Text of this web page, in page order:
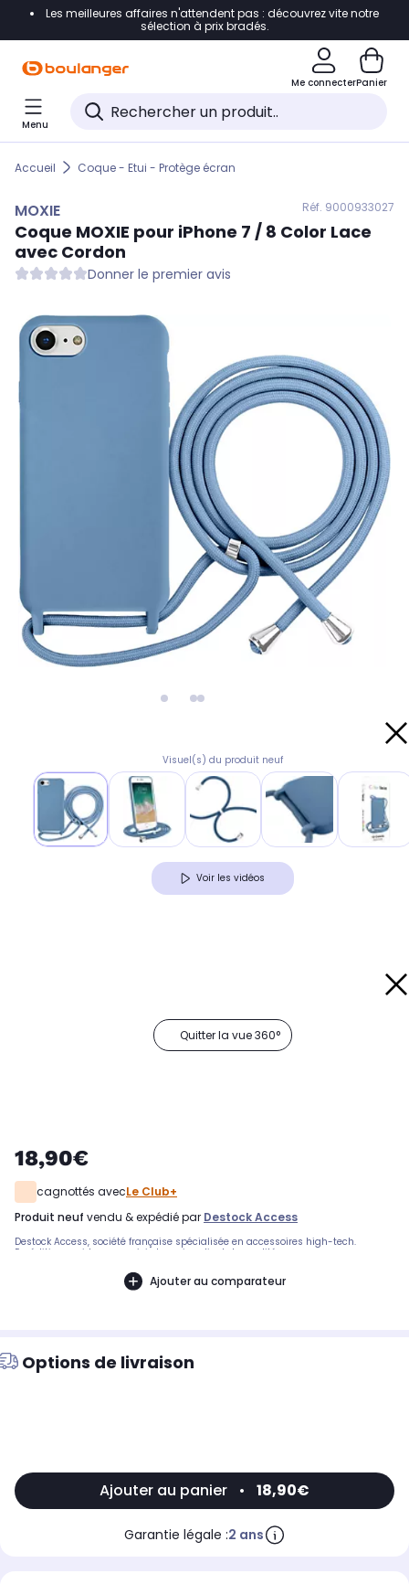
Accéder directement à la navigation
Accéder directement au pied de page
Accéder directement au chatbot
Les meilleures affaires n'attendent pas : découvrez vite notre
sélection à prix bradés.
Me connecterPanier
Menu
Accueil Coque - Etui - Protège écran
MOXIE Réf. 9000933027
Coque MOXIE pour iPhone 7 / 8 Color Lace
avec Cordon
Donner le premier avis
Visuel(s) du produit neuf
Voir les vidéos
Quitter la vue 360°
18,90€
cagnottés avecLe Club+
produit neuf vendu & expédié par Destock Access
Destock Access, société française spécialisée en accessoires high-tech.
Expédition rapide avec suivi et service client de qualité.
Ajouter au comparateur
Options de livraison
Ajouter au panier • 18,90€
Garantie légale :2 ans